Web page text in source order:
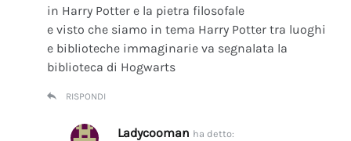
in Harry Potter e la pietra filosofale
e visto che siamo in tema Harry Potter tra luoghi
e biblioteche immaginarie va segnalata la
biblioteca di Hogwarts
RISPONDI
Ladycooman ha detto: